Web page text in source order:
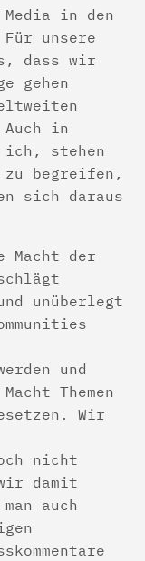
in den
unsere
dass wir
gehen
in
ich, stehen
begreifen,
sich daraus
Macht der
unüberlegt
und
Themen
Wir
nicht
damit
auch